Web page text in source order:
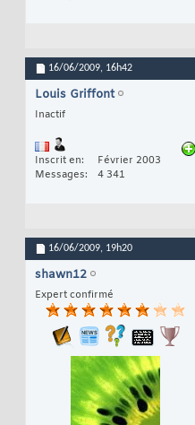
16/06/2009, 16h42
Louis Griffont
Inactif
Inscrit en
Février 2003
Messages
4 341
16/06/2009, 19h20
shawn12
Expert confirmé